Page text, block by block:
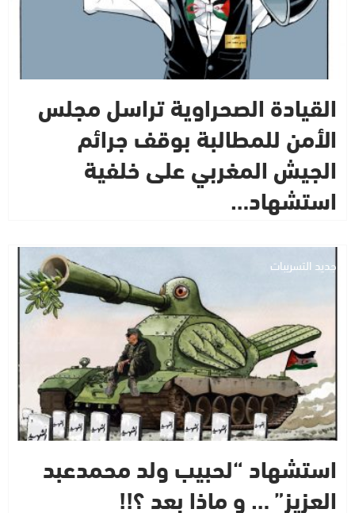
القيادة الصحراوية تراسل مجلس
الأمن للمطالبة بوقف جرائم
الجيش المغربي على خلفية
استشهاد…
جديد التسريبات
استشهاد “لحبيب ولد محمدعبد
العزيز” … و ماذا بعد ؟!!